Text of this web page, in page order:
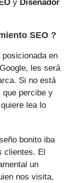
y Diseñador
SEO ?
en
les será
Si no está
percibe y
lea lo
bonito iba
clientes. El
un
nos visita,